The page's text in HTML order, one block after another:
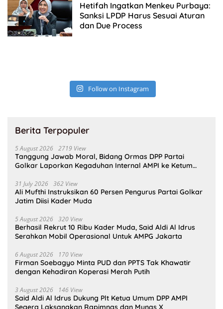
Hetifah Ingatkan Menkeu Purbaya:
Sanksi LPDP Harus Sesuai Aturan
dan Due Process
Follow on Instagram
Berita Terpopuler
5 August 2026 2719 View
Tanggung Jawab Moral, Bidang Ormas DPP Partai
Golkar Laporkan Kegaduhan Internal AMPI ke Ketum
31 July 2026 362 View
Ali Mufthi Instruksikan 60 Persen Pengurus Partai Golkar
Jatim Diisi Kader Muda
5 August 2026 320 View
Berhasil Rekrut 10 Ribu Kader Muda, Said Aldi Al Idrus
Serahkan Mobil Operasional Untuk AMPG Jakarta
6 August 2026 170 View
Firman Soebagyo Minta PUD dan PPTS Tak Khawatir
dengan Kehadiran Koperasi Merah Putih
3 August 2026 146 View
Said Aldi Al Idrus Dukung Plt Ketua Umum DPP AMPI
Segera Laksanakan Rapimnas dan Munas X